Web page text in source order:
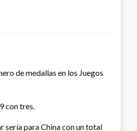
de medallas en los Juegos
con tres.
sería para China con un total